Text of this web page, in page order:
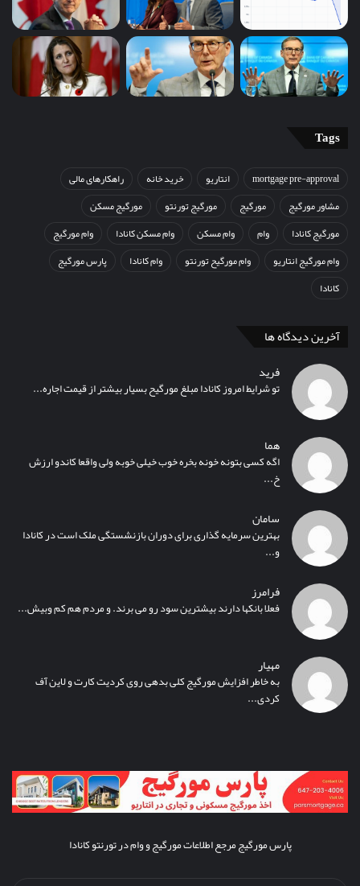
Tags
mortgage pre-approval انتاریو خرید خانه
راهکارهای مالی
مشاور مورگیج
مورگیج مورگیج تورنتو
مورگیج مسکن
مورگیج کانادا
وام وام مسکن وام مسکن کانادا
وام مورگیج
وام مورگیج انتاریو
وام مورگیح تورنتو وام کانادا
پارس مورگیج
کانادا
آخرین دیدگاه ها
فرید
تو شرایط امروز کانادا مبلغ مورگیح بسیار بیشتر از قیمت اجاره...
هما
اگه کسی بتونه خونه بخره خوب خیلی خوبه ولی واقعا کاندو ارزش
خ...
سامان
بهترین سرمایه گذاری برای دوران بازنشستگی ملک است در کانادا
و...
فرامرز
فعلا بانکها دارند بیشترین سود رو می برند. و مردم هم کم وبیش...
مهیار
به خاطر افزایش مورگیج کلی بدهی روی کردیت کارت و لاین آف
کردی...
پارس مورگیج مرجع اطلاعات مورگیج و وام در تورنتو کانادا